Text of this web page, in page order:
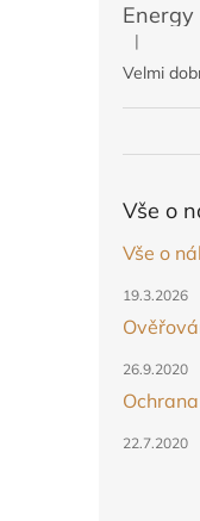
|
Velmi
Vše o
Vše o
19.3.2026
26.9.2020
22.7.2020